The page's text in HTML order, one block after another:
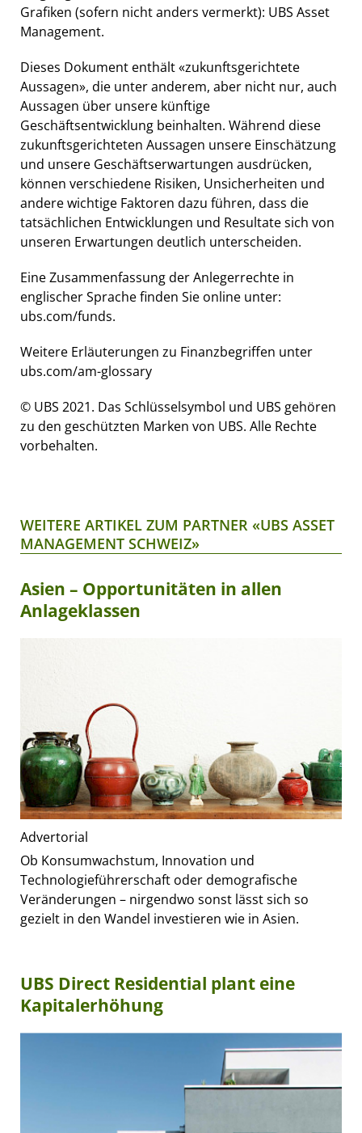
Grafiken (sofern nicht anders vermerkt): UBS Asset
Management.
Dieses Dokument enthält «zukunftsgerichtete
Aussagen», die unter anderem, aber nicht nur, auch
Aussagen über unsere künftige
Geschäftsentwicklung beinhalten. Während diese
zukunftsgerichteten Aussagen unsere Einschätzung
und unsere Geschäftserwartungen ausdrücken,
können verschiedene Risiken, Unsicherheiten und
andere wichtige Faktoren dazu führen, dass die
tatsächlichen Entwicklungen und Resultate sich von
unseren Erwartungen deutlich unterscheiden.
Eine Zusammenfassung der Anlegerrechte in
englischer Sprache finden Sie online unter:
ubs.com/funds.
Weitere Erläuterungen zu Finanzbegriffen unter
ubs.com/am-glossary
© UBS 2021. Das Schlüsselsymbol und UBS gehören
zu den geschützten Marken von UBS. Alle Rechte
vorbehalten.
WEITERE ARTIKEL ZUM PARTNER «UBS ASSET
MANAGEMENT SCHWEIZ»
Asien – Opportunitäten in allen
Anlageklassen
Advertorial
Ob Konsumwachstum, Innovation und
Technologieführerschaft oder demografische
Veränderungen – nirgendwo sonst lässt sich so
gezielt in den Wandel investieren wie in Asien.
UBS Direct Residential plant eine
Kapitalerhöhung